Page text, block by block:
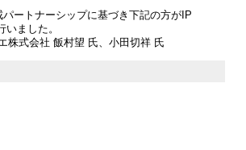
ートナーシップに基づき下記の方がIP
ました。
株式会社 飯村望 氏、小田切祥 氏